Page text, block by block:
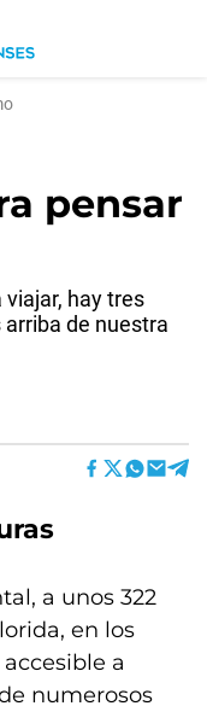
pensar
hay tres
de nuestra
a unos 322
en los
a
numerosos